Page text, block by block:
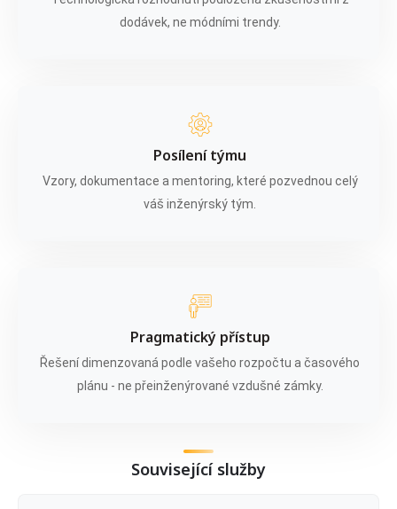
dodávek, ne módními trendy.
Posílení týmu
Vzory, dokumentace a mentoring, které pozvednou celý
váš inženýrský tým.
Pragmatický přístup
Řešení dimenzovaná podle vašeho rozpočtu a časového
plánu - ne přeinženýrované vzdušné zámky.
Související služby